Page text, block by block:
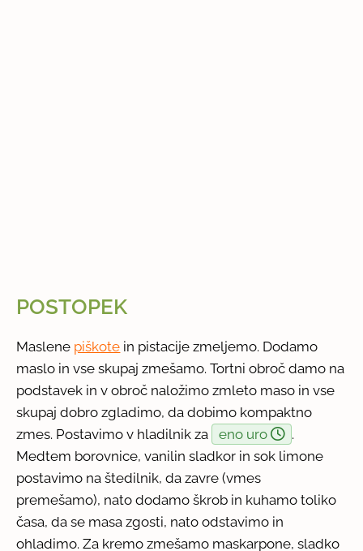
POSTOPEK
Maslene piškote in pistacije zmeljemo. Dodamo
maslo in vse skupaj zmešamo. Tortni obroč damo na
podstavek in v obroč naložimo zmleto maso in vse
skupaj dobro zgladimo, da dobimo kompaktno
zmes. Postavimo v hladilnik za
eno uro
.
Medtem borovnice, vanilin sladkor in sok limone
postavimo na štedilnik, da zavre (vmes
premešamo), nato dodamo škrob in kuhamo toliko
časa, da se masa zgosti, nato odstavimo in
ohladimo. Za kremo zmešamo maskarpone, sladko